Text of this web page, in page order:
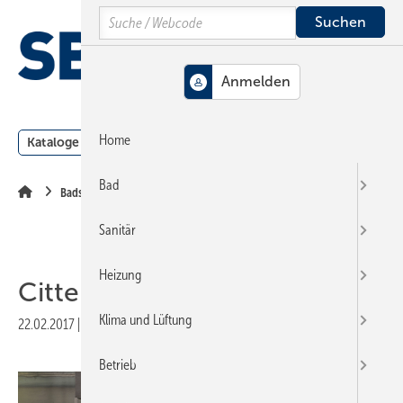
Hauptinhalt
Hauptmenü
SiteSearch
Kataloge Meldungen
Badserien
Citterio
22.02.2017 Veröffentlicht inAusgabe 05-2017
Search
Home
Bad
Sanitär
Heizung
Klima und Lüftung
Betrieb